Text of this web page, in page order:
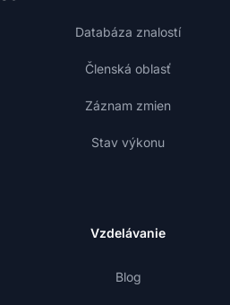
Databáza znalostí
Členská oblasť
Záznam zmien
Stav výkonu
Vzdelávanie
Blog